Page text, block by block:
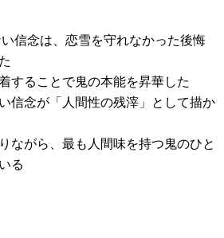
信念は、恋雪を守れなかった後悔
することで鬼の本能を昇華した
信念が「人間性の残滓」として描か
ながら、最も人間味を持つ鬼のひと
る